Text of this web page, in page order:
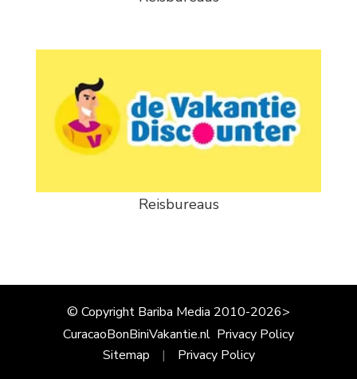
Reisbureaus
© Copyright Bariba Media 2010-2026>
CuracaoBonBiniVakantie.nl Privacy Policy
Sitemap
Privacy Policy